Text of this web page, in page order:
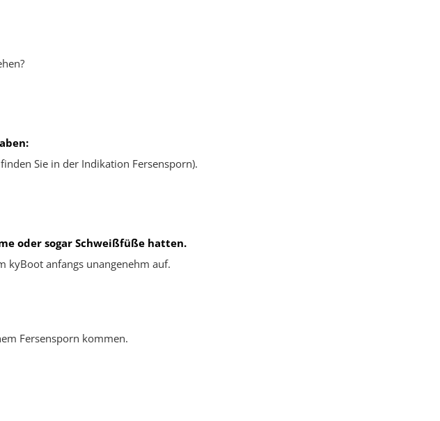
Sie in der Indikation Fersensporn).
oder sogar Schweißfüße hatten.
kyBoot anfangs unangenehm auf.
Fersensporn kommen.